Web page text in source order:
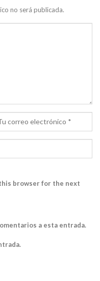
no será publicada.
browser for the next
a esta entrada.